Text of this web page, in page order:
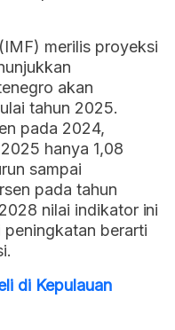
merilis proyeksi
akan
tahun 2025.
pada 2024,
hanya 1,08
sampai
pada tahun
nilai indikator ini
peningkatan berarti
di Kepulauan